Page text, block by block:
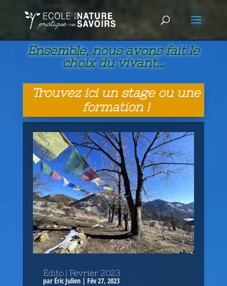
Ensemble, nous avons fait le
choix du vivant…
Trouvez ici un stage ou une
formation !
Édito | Février 2023
parÉric Julien| Fév 27, 2023